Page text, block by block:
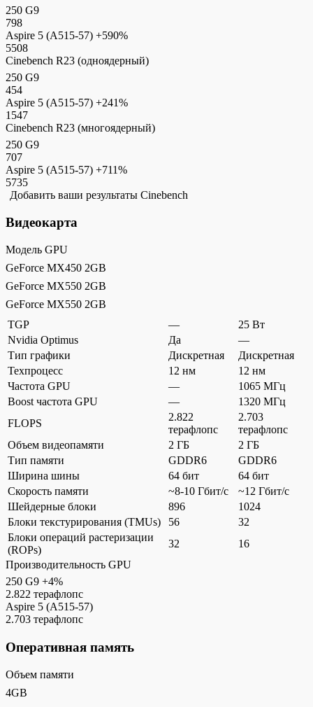
250 G9
798
Aspire 5 (A515-57) +590%
5508
Cinebench R23 (одноядерный)
250 G9
454
Aspire 5 (A515-57) +241%
1547
Cinebench R23 (многоядерный)
250 G9
707
Aspire 5 (A515-57) +711%
5735
Добавить ваши результаты Cinebench
Видеокарта
Модель GPU
GeForce MX450 2GB
GeForce MX550 2GB
GeForce MX550 2GB
TGP
—
25 Вт
Nvidia Optimus
Да
—
Тип графики
Дискретная
Дискретная
Техпроцесс
12 нм
12 нм
Частота GPU
—
1065 МГц
Boost частота GPU
—
1320 МГц
FLOPS
2.822
терафлопс
2.703
терафлопс
Объем видеопамяти
2 ГБ
2 ГБ
Тип памяти
GDDR6
GDDR6
Ширина шины
64 бит
64 бит
Скорость памяти
~8-10 Гбит/с
~12 Гбит/с
Шейдерные блоки
896
1024
Блоки текстурирования (TMUs)
56
32
Блоки операций растеризации
(ROPs)
32
16
Производительность GPU
250 G9 +4%
2.822 терафлопс
Aspire 5 (A515-57)
2.703 терафлопс
Оперативная память
Объем памяти
4GB